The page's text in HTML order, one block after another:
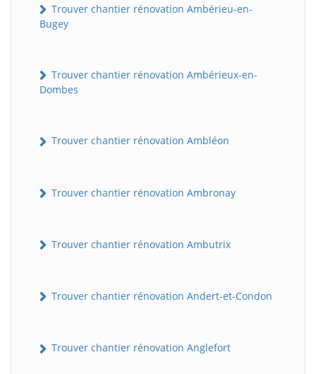
Trouver chantier rénovation Ambérieu-en-
Bugey
Trouver chantier rénovation Ambérieux-en-
Dombes
Trouver chantier rénovation Ambléon
Trouver chantier rénovation Ambronay
Trouver chantier rénovation Ambutrix
Trouver chantier rénovation Andert-et-Condon
Trouver chantier rénovation Anglefort